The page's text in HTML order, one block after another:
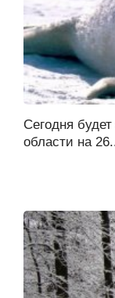
Сегодня
области на